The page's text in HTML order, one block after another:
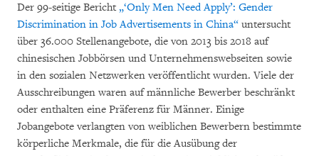
Der 99-seitige Bericht „‘Only Men Need Apply’: Gender
Discrimination in Job Advertisements in China“ untersucht
über 36.000 Stellenangebote, die von 2013 bis 2018 auf
chinesischen Jobbörsen und Unternehmenswebseiten sowie
in den sozialen Netzwerken veröffentlicht wurden. Viele der
Ausschreibungen waren auf männliche Bewerber beschränkt
oder enthalten eine Präferenz für Männer. Einige
Jobangebote verlangten von weiblichen Bewerbern bestimmte
körperliche Merkmale, die für die Ausübung der